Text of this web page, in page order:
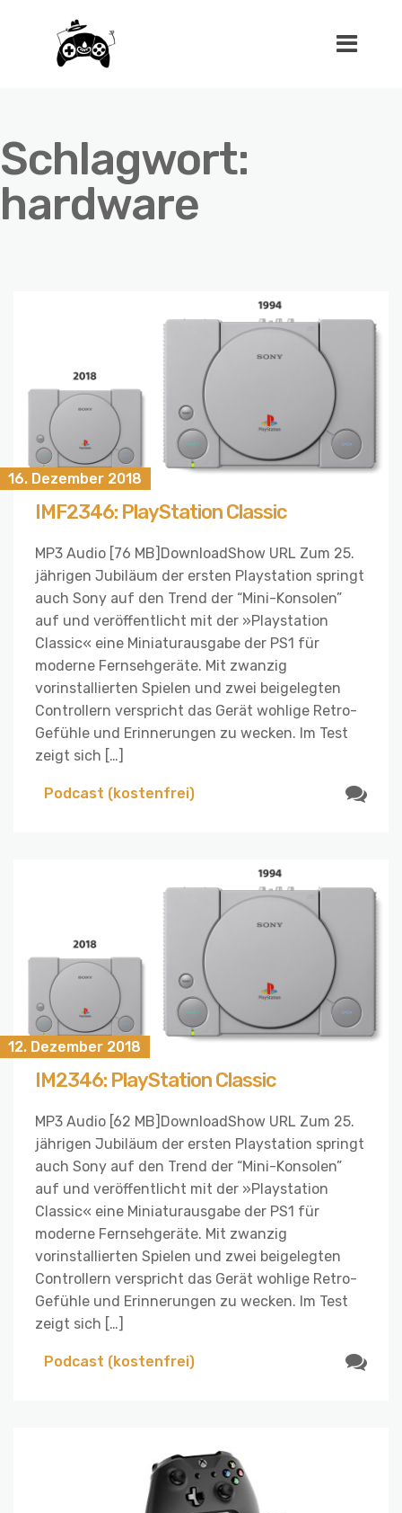
Schlagwort:
hardware
16. Dezember 2018
IMF2346: PlayStation Classic
MP3 Audio [76 MB]DownloadShow URL Zum 25.
jährigen Jubiläum der ersten Playstation springt
auch Sony auf den Trend der “Mini-Konsolen”
auf und veröffentlicht mit der »Playstation
Classic« eine Miniaturausgabe der PS1 für
moderne Fernsehgeräte. Mit zwanzig
vorinstallierten Spielen und zwei beigelegten
Controllern verspricht das Gerät wohlige Retro-
Gefühle und Erinnerungen zu wecken. Im Test
zeigt sich […]
Podcast (kostenfrei)
12. Dezember 2018
IM2346: PlayStation Classic
MP3 Audio [62 MB]DownloadShow URL Zum 25.
jährigen Jubiläum der ersten Playstation springt
auch Sony auf den Trend der “Mini-Konsolen”
auf und veröffentlicht mit der »Playstation
Classic« eine Miniaturausgabe der PS1 für
moderne Fernsehgeräte. Mit zwanzig
vorinstallierten Spielen und zwei beigelegten
Controllern verspricht das Gerät wohlige Retro-
Gefühle und Erinnerungen zu wecken. Im Test
zeigt sich […]
Podcast (kostenfrei)